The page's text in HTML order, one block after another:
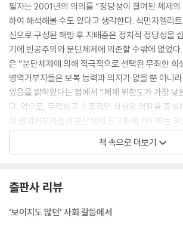
제11장 2001년 공론화에 대한 주류 종교들의 대응
1. 개신교(1): 자유주의 세력
2. 개신교(2): 보수 개신교 혹은 개신교 우파
3. 천주교
4. 불교
5. 소결과 평가
맺음말
수록 도판 크레디트
총서 ‘知의회랑’ 총목록
필자는 2001년의 의의를 “정당성이 결여된 체제
하여 해석해볼 수도 있다고 생각한다. 식민지엘
신으로 구성된 해방 후 지배층은 정치적 정당성을
기에 반공주의와 분단체제에 의존할 수밖에 없었
은 “분단체제에 의해 적극적으로 선택된 무죄한 희
병역거부자들은 보복 능력과 의지가 없을 뿐 아니
있음을 밝혀왔다는 점에서 “체제 위험도가 가장 낮
다. 역으로, 무력하고 순종적인 희생양 역할을 충실
적 병역거부자들이 분단체제 공고화에 기여하는 역
럼 분단체제와 양심적 병역거부 사이에 ‘악순환적 상
안이나 ‘정상’ 작동하고 있었다. 2001년의 공론화
--- 「‘제1부 제1장 2001년의 거대한 전환: 양심적 병
에서
책 속으로 더보기
출판사 리뷰
‘보이지도 않던’ 사회 갈등에서